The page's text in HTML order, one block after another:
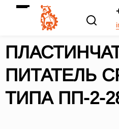
ПИТАТЕЛЬ
ТИПА ПП-2-